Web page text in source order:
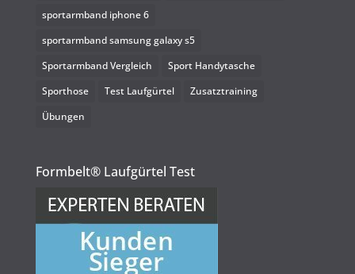
sportarmband iphone 6
sportarmband samsung galaxy s5
Sportarmband Vergleich
Sport Handytasche
Sporthose
Test Laufgürtel
Zusatztraining
Übungen
Formbelt® Laufgürtel Test